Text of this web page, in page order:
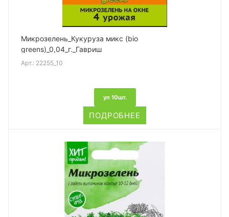
Микрозелень_Кукуруза микс (bio
greens)_0,04_г._Гавриш
Арт.: 22255_10
уп 10шт.
ПОДРОБНЕЕ